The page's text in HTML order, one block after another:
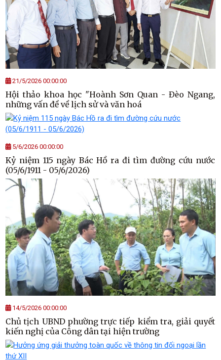
21/5/2026 00:00:00
Hội thảo khoa học "Hoành Sơn Quan - Đèo Ngang,
những vấn đề về lịch sử và văn hoá
5/6/2026 00:00:00
Kỷ niệm 115 ngày Bác Hồ ra đi tìm đường cứu nước
(05/6/1911 - 05/6/2026)
14/5/2026 00:00:00
Chủ tịch UBND phường trực tiếp kiểm tra, giải quyết
kiến nghị của Công dân tại hiện trường